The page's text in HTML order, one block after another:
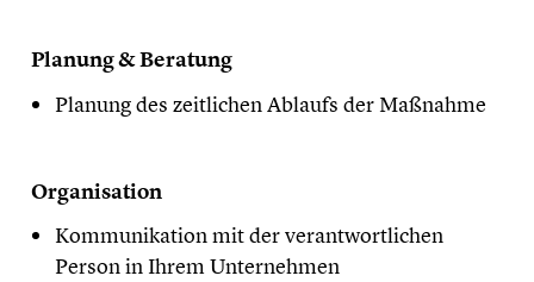
Planung & Beratung
Planung des zeitlichen Ablaufs der Maßnahme
Organisation
Kommunikation mit der verantwortlichen
Person in Ihrem Unternehmen